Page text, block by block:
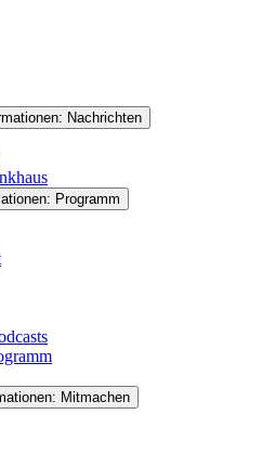
Nachrichten
Programm
Mitmachen